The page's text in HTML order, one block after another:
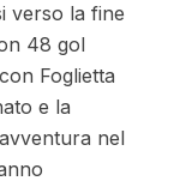
verso la fine
48 gol
Foglietta
e la
nel